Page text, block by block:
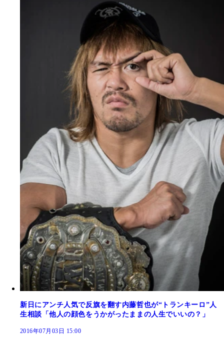
新日にアンチ人気で反旗を翻す内藤哲也が“トランキーロ”人
生相談「他人の顔色をうかがったままの人生でいいの？」
2016年07月03日 15:00